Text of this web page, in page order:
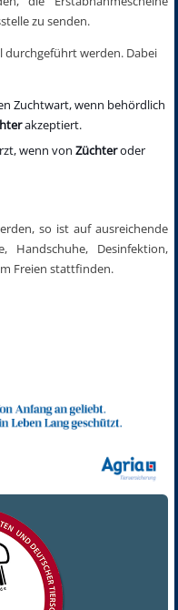
zu senden.
durchgeführt werden. Dabei
Zuchtwart, wenn behördlich
akzeptiert.
wenn vonZüchteroder
so ist auf ausreichende
Handschuhe, Desinfektion,
Freien stattfinden.